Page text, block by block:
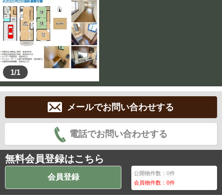
1/1
メールでお問い合わせする
電話でお問い合わせする
無料会員登録はこちら
会員登録 公開物件数：0件
会員物件数：0件